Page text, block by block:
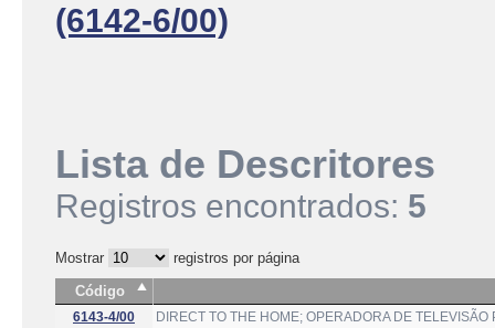
(6142-6/00)
Lista de Descritores
Registros encontrados: 5
Mostrar
registros por página
Código
6143-4/00
DIRECT TO THE HOME; OPERADORA DE TELEVISÃO